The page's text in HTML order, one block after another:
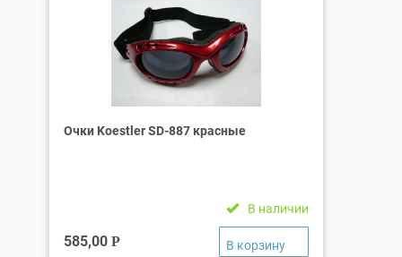
Очки Koestler SD-887 красные
В наличии
585,00 Р